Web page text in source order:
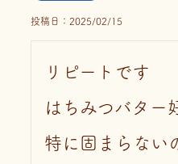
投稿日 2025/02/15
リピートです
はちみつバター
特に固まらない